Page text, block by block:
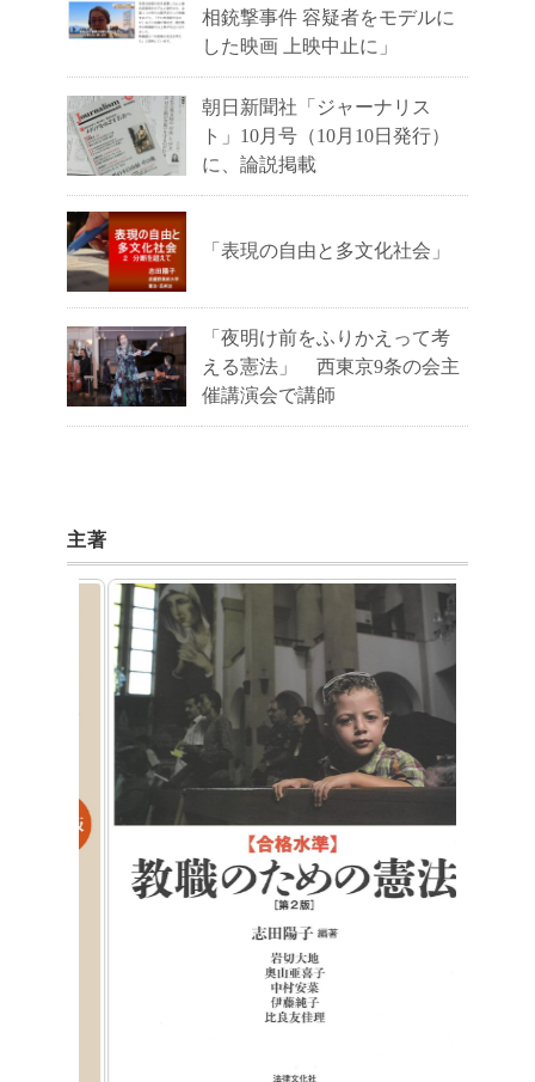
相銃撃事件 容疑者をモデルに
した映画 上映中止に」
朝日新聞社「ジャーナリス
ト」10月号（10月10日発行）
に、論説掲載
「表現の自由と多文化社会」
「夜明け前をふりかえって考
える憲法」 西東京9条の会主
催講演会で講師
主著